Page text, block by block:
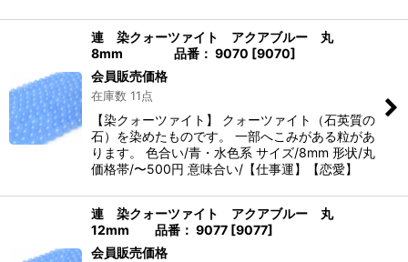
連 染クォーツァイト アクアブルー 丸
8mm 品番： 9070 [9070]
会員販売価格
在庫数 11点
【染クォーツァイト】 クォーツァイト（石英質の
石）を染めたものです。 一部へこみがある粒があ
ります。 色合い/青・水色系 サイズ/8mm 形状/丸
価格帯/〜500円 意味合い/【仕事運】【恋愛】
連 染クォーツァイト アクアブルー 丸
12mm 品番： 9077 [9077]
会員販売価格